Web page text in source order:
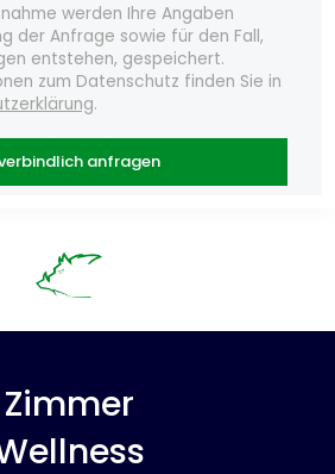
Zimmer
werden Ihre Angaben
der Anfrage sowie für den Fall,
entstehen, gespeichert.
zum Datenschutz finden Sie in
.
anfragen